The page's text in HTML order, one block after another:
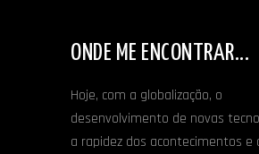
ONDE ME ENCONTRAR...
Hoje, com a globalização, o
desenvolvimento de novas
a rapidez dos acontecimentos e